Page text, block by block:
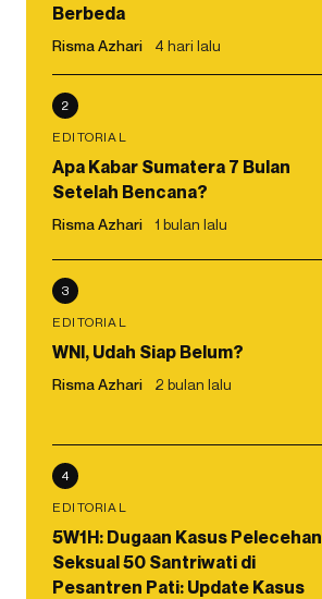
Berbeda
Risma Azhari 4 hari lalu
2
EDITORIAL
Apa Kabar Sumatera 7 Bulan
Setelah Bencana?
Risma Azhari 1 bulan lalu
3
EDITORIAL
WNI, Udah Siap Belum?
Risma Azhari 2 bulan lalu
4
EDITORIAL
5W1H: Dugaan Kasus Pelecehan
Seksual 50 Santriwati di
Pesantren Pati: Update Kasus